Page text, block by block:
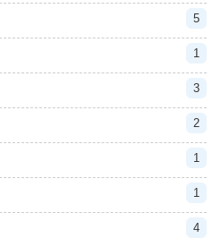
5
1
3
2
1
1
4